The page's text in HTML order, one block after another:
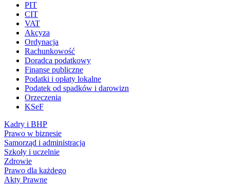
PIT
CIT
VAT
Akcyza
Ordynacja
Rachunkowość
Doradca podatkowy
Finanse publiczne
Podatki i opłaty lokalne
Podatek od spadków i darowizn
Orzeczenia
KSeF
Kadry i BHP
Prawo w biznesie
Samorząd i administracja
Szkoły i uczelnie
Zdrowie
Prawo dla każdego
Akty Prawne